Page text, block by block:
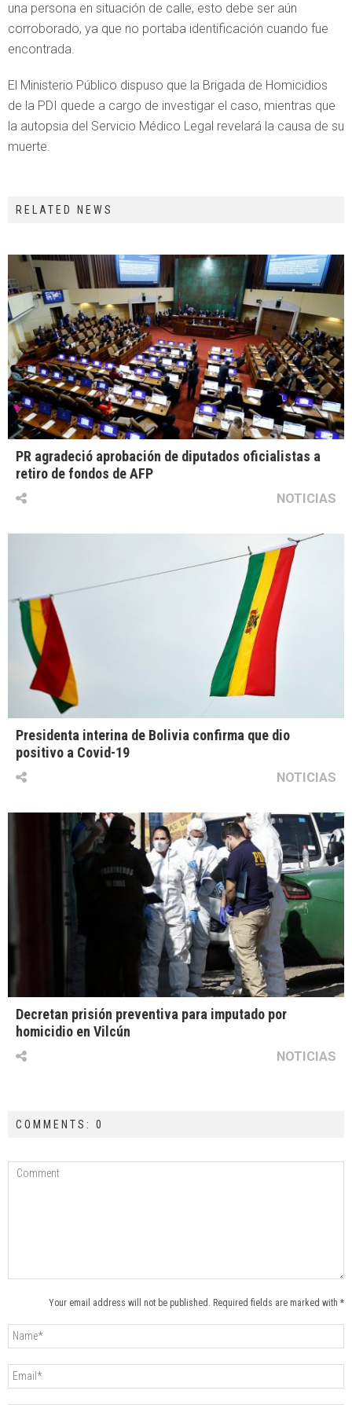
una persona en situación de calle, esto debe ser aún
corroborado, ya que no portaba identificación cuando fue
encontrada.
El Ministerio Público dispuso que la Brigada de Homicidios
de la PDI quede a cargo de investigar el caso, mientras que
la autopsia del Servicio Médico Legal revelará la causa de su
muerte.
RELATED NEWS
PR agradeció aprobación de diputados oficialistas a
retiro de fondos de AFP
NOTICIAS
Presidenta interina de Bolivia confirma que dio
positivo a Covid-19
NOTICIAS
Decretan prisión preventiva para imputado por
homicidio en Vilcún
NOTICIAS
COMMENTS: 0
Your email address will not be published. Required fields are marked with *